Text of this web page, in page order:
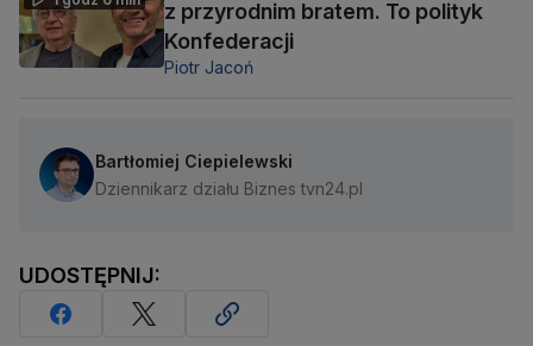
z przyrodnim bratem. To polityk
Konfederacji
Piotr Jacoń
Bartłomiej Ciepielewski
Dziennikarz działu Biznes tvn24.pl
UDOSTĘPNIJ: